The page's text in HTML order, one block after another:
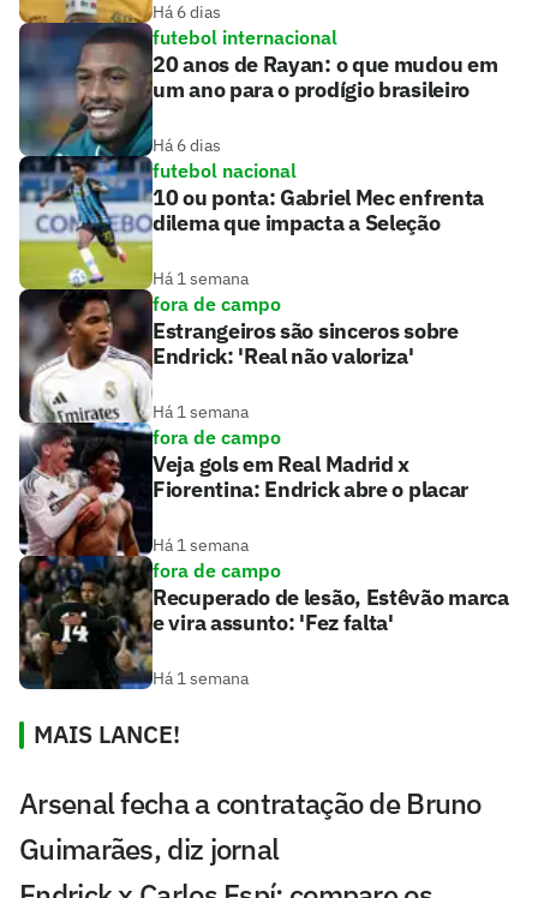
Há 6 dias
futebol internacional
20 anos de Rayan: o que mudou em
um ano para o prodígio brasileiro
Há 6 dias
futebol nacional
10 ou ponta: Gabriel Mec enfrenta
dilema que impacta a Seleção
Há 1 semana
fora de campo
Estrangeiros são sinceros sobre
Endrick: 'Real não valoriza'
Há 1 semana
fora de campo
Veja gols em Real Madrid x
Fiorentina: Endrick abre o placar
Há 1 semana
fora de campo
Recuperado de lesão, Estêvão marca
e vira assunto: 'Fez falta'
Há 1 semana
MAIS LANCE!
Arsenal fecha a contratação de Bruno
Guimarães, diz jornal